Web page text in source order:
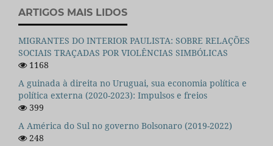
ARTIGOS MAIS LIDOS
MIGRANTES DO INTERIOR PAULISTA: SOBRE RELAÇÕES
SOCIAIS TRAÇADAS POR VIOLÊNCIAS SIMBÓLICAS
1168
A guinada à direita no Uruguai, sua economia política e
política externa (2020-2023): Impulsos e freios
399
A América do Sul no governo Bolsonaro (2019-2022)
248